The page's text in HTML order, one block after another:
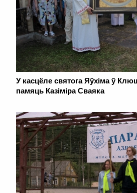
У касцёле святога Яўхіма ў
памяць Казіміра Сваяка